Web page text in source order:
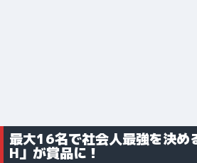
最大16名で社会人最強を決め
H」が賞品に！